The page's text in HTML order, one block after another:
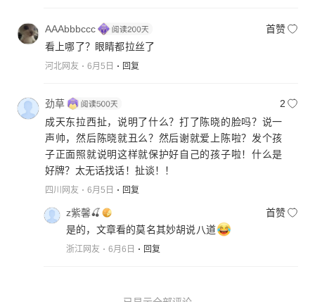
AAAbbbccc
首赞
看上哪了？眼睛都拉丝了
河北网友 6月5日 回复
劲草
2
成天东拉西扯，说明了什么？打了陈晓的脸吗？说一
声帅，然后陈晓就丑么？然后谢就爱上陈啦？发个孩
子正面照就说明这样就保护好自己的孩子啦！什么是
好牌？太无话找话！扯谈！！
四川网友 6月5日 回复
z紫馨🍒
首赞
是的，文章看的莫名其妙胡说八道
浙江网友 6月6日 回复